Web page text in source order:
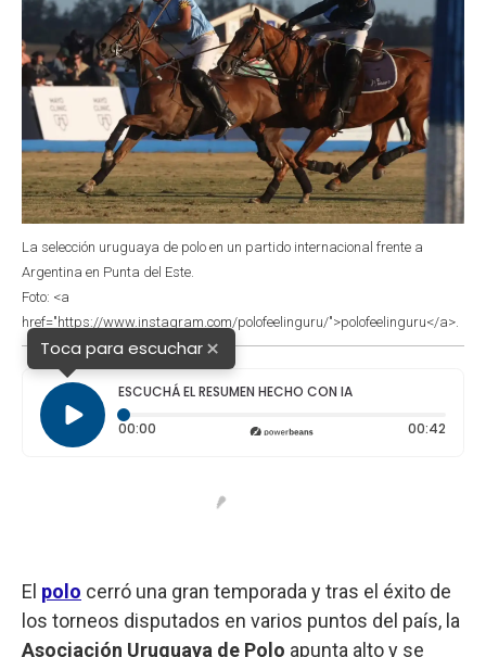
La selección uruguaya de polo en un partido internacional frente a
Argentina en Punta del Este.
Foto: <a
href="https://www.instagram.com/polofeelinguru/">polofeelinguru</a>.
Toca para escuchar×
ESCUCHÁ EL RESUMEN HECHO CON IA
00:00 Tiempo transcurrido: 0 segundos 00:42
El polo cerró una gran temporada y tras el éxito de
los torneos disputados en varios puntos del país, la
Asociación Uruguaya de Polo apunta alto y se